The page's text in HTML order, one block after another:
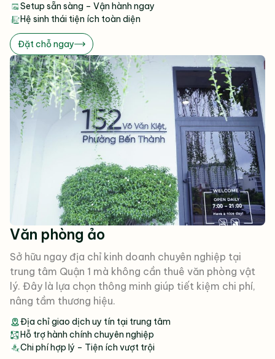
Setup sẵn sàng – Vận hành ngay
Hệ sinh thái tiện ích toàn diện
Đặt chỗ ngay
Văn phòng ảo
Sở hữu ngay địa chỉ kinh doanh chuyên nghiệp tại
trung tâm Quận 1 mà không cần thuê văn phòng vật
lý. Đây là lựa chọn thông minh giúp tiết kiệm chi phí,
nâng tầm thương hiệu.
Địa chỉ giao dịch uy tín tại trung tâm
Hỗ trợ hành chính chuyên nghiệp
Chi phí hợp lý – Tiện ích vượt trội